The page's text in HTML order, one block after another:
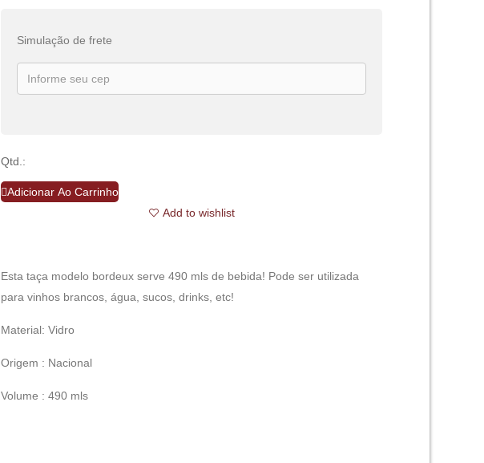
Simulação de frete
Qtd.:
Adicionar Ao Carrinho
Add to wishlist
Esta taça modelo bordeux serve 490 mls de bebida! Pode ser utilizada
para vinhos brancos, água, sucos, drinks, etc!
Material: Vidro
Origem : Nacional
Volume : 490 mls